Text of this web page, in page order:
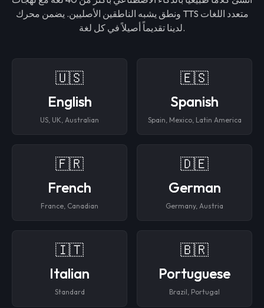
ونطق يشبه الناطقين الأصليين. يضمن محرك TTS متعدد اللغات
لدينا تقديماً أصيلاً في كل لغة.
🇺🇸
English
US, UK, Australian
🇪🇸
Spanish
Spain, Mexico, Latin America
🇫🇷
French
France, Canadian
🇩🇪
German
Germany, Austria
🇮🇹
Italian
Standard
🇧🇷
Portuguese
Brazil, Portugal